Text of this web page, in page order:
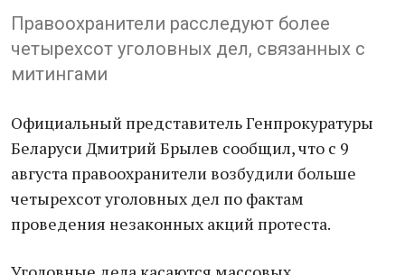
Правоохранители расследуют более
четырехсот уголовных дел, связанных с
митингами
Официальный представитель Генпрокуратуры
Беларуси Дмитрий Брылев сообщил, что с 9
августа правоохранители возбудили больше
четырехсот уголовных дел по фактам
проведения незаконных акций протеста.